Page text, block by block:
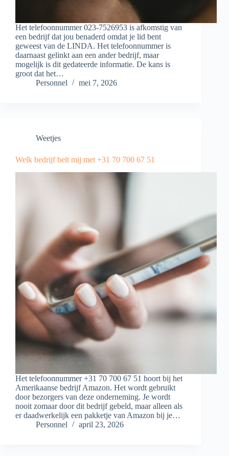
Het telefoonnummer 023-7526953 is afkomstig van
een bedrijf dat jou benaderd omdat je lid bent
geweest van de LINDA. Het telefoonnummer is
daarnaast gelinkt aan een ander bedrijf, maar
mogelijk is dit gedateerde informatie. De kans is
groot dat het…
Personnel
mei 7, 2026
Weetjes
Welk bedrijf belt mij met +31 70 700 67 51
Het telefoonnummer +31 70 700 67 51 hoort bij het
Amerikaanse bedrijf Amazon. Het wordt gebruikt
door bezorgers van deze onderneming. Je wordt
nooit zomaar door dit bedrijf gebeld, maar alleen als
er daadwerkelijk een pakketje van Amazon bij je…
Personnel
april 23, 2026